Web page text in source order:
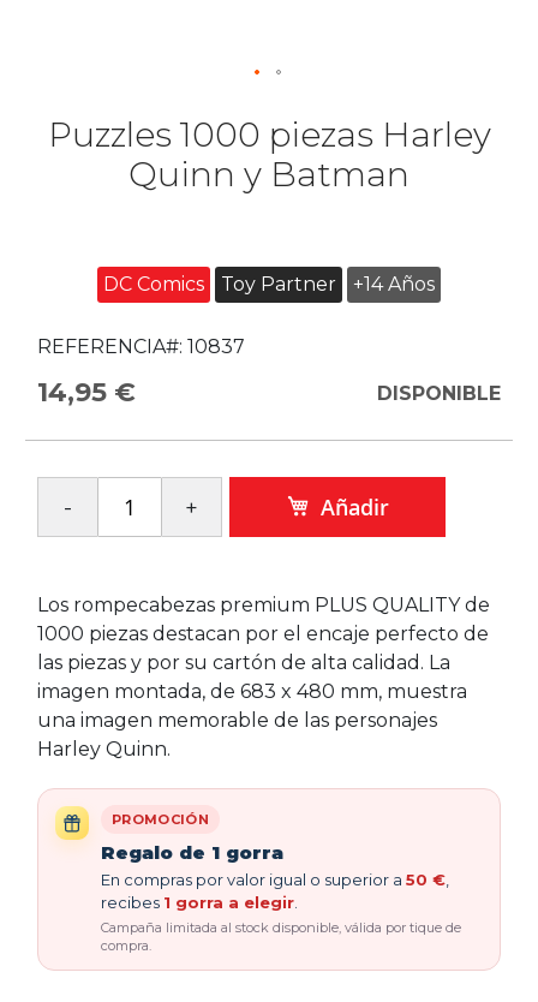
Puzzles 1000 piezas Harley
Quinn y Batman
DC Comics Toy Partner +14 Años
REFERENCIA#: 10837
14,95 € DISPONIBLE
Añadir
Los rompecabezas premium PLUS QUALITY de
1000 piezas destacan por el encaje perfecto de
las piezas y por su cartón de alta calidad. La
imagen montada, de 683 x 480 mm, muestra
una imagen memorable de las personajes
Harley Quinn.
PROMOCIÓN
Regalo de 1 gorra
En compras por valor igual o superior a 50 €
recibes 1 gorra a elegir
Campaña limitada al stock disponible, válida por tique de
compra.